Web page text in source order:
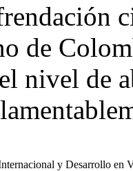
de
nivel de
y Desarrollo en